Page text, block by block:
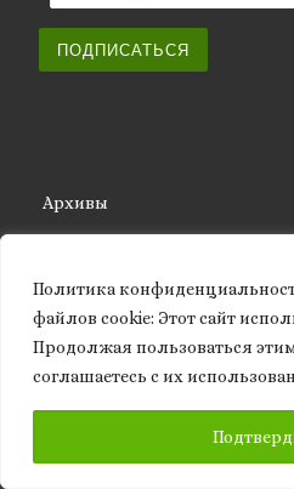
Политика
файлов сookie: Этот сайт
Продолжая пользоваться
соглашаетесь с их
ПОДПИСАТЬСЯ
Архивы
ISSN 2661-5711 (Print)